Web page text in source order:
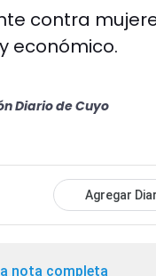
contra
económico.
Diario de Cuyo
Agregar
nota completa